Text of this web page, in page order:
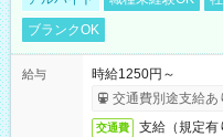
ブランクOK
給与
時給1250円～
交通費別途支給あ
交通費 支給（規定有